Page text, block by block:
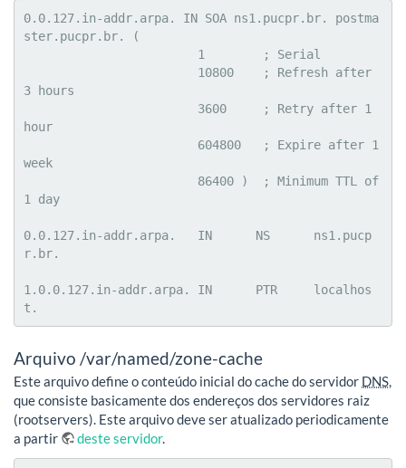
0.0.127.in-addr.arpa. IN SOA ns1.pucpr.br. postma
ster.pucpr.br. (
3 hours
hour
week
1 day
0.0.127.in-addr.arpa.	IN	NS	ns1.pucp
r.br.
1.0.0.127.in-addr.arpa.	IN	PTR	localhos
t.
Arquivo /var/named/zone-cache
Este arquivo define o conteúdo inicial do cache do servidor DNS,
que consiste basicamente dos endereços dos servidores raiz
(rootservers). Este arquivo deve ser atualizado periodicamente
a partir
deste servidor.